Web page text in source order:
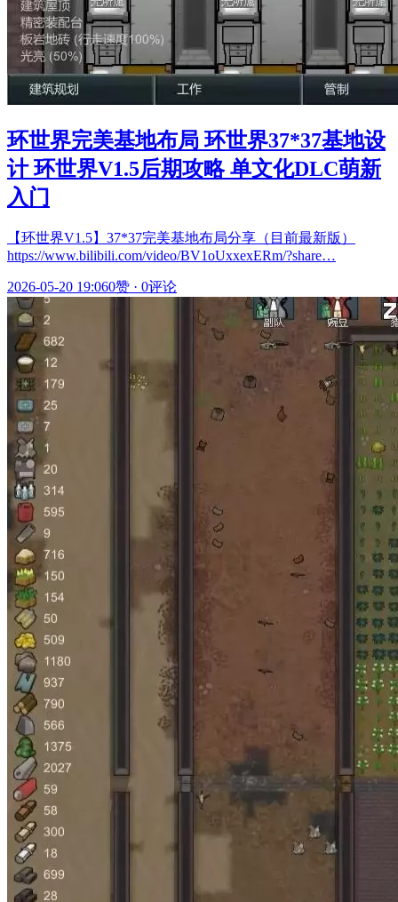
环世界完美基地布局 环世界37*37基地设
计 环世界V1.5后期攻略 单文化DLC萌新
入门
【环世界V1.5】37*37完美基地布局分享（目前最新版）
https://www.bilibili.com/video/BV1oUxxexERm/?share…
2026-05-20 19:060赞 · 0评论